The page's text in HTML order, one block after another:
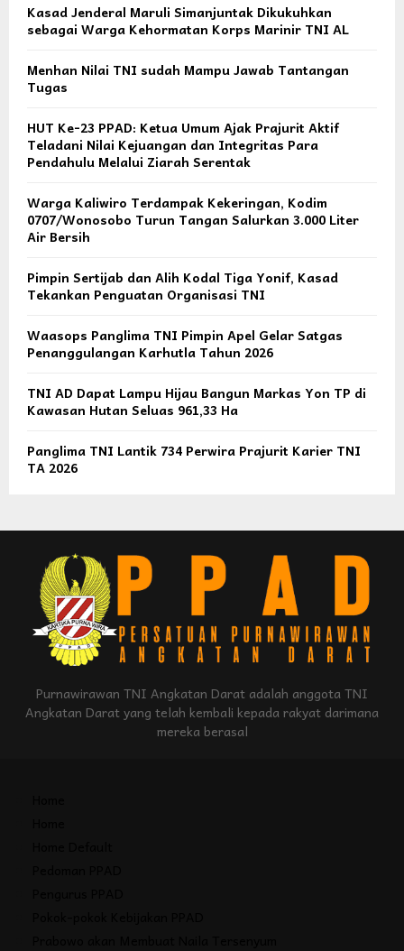
Kasad Jenderal Maruli Simanjuntak Dikukuhkan
sebagai Warga Kehormatan Korps Marinir TNI AL
Menhan Nilai TNI sudah Mampu Jawab Tantangan
Tugas
HUT Ke-23 PPAD: Ketua Umum Ajak Prajurit Aktif
Teladani Nilai Kejuangan dan Integritas Para
Pendahulu Melalui Ziarah Serentak
Warga Kaliwiro Terdampak Kekeringan, Kodim
0707/Wonosobo Turun Tangan Salurkan 3.000 Liter
Air Bersih
Pimpin Sertijab dan Alih Kodal Tiga Yonif, Kasad
Tekankan Penguatan Organisasi TNI
Waasops Panglima TNI Pimpin Apel Gelar Satgas
Penanggulangan Karhutla Tahun 2026
TNI AD Dapat Lampu Hijau Bangun Markas Yon TP di
Kawasan Hutan Seluas 961,33 Ha
Panglima TNI Lantik 734 Perwira Prajurit Karier TNI
TA 2026
Purnawirawan TNI Angkatan Darat adalah anggota TNI
Angkatan Darat yang telah kembali kepada rakyat darimana
mereka berasal